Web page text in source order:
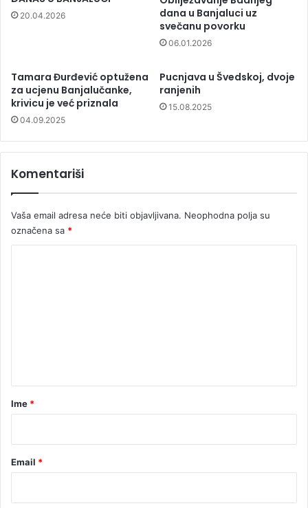
20.04.2026
dana u Banjaluci uz
svečanu povorku
06.01.2026
Tamara Đurđević optužena
za ucjenu Banjalučanke,
krivicu je već priznala
04.09.2025
Pucnjava u Švedskoj, dvoje
ranjenih
15.08.2025
Komentariši
Vaša email adresa neće biti objavljivana. Neophodna polja su
označena sa *
r
Ime *
Email *